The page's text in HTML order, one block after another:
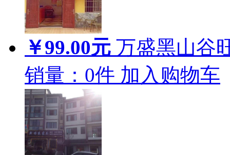
￥99.00元 万盛黑山谷
销量： 0件 加入购物车